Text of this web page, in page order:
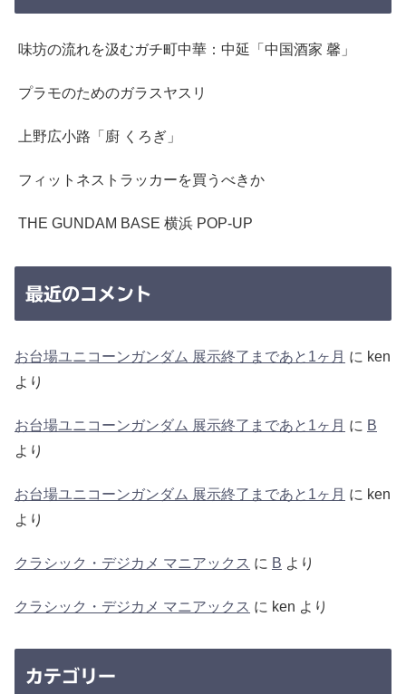
味坊の流れを汲むガチ町中華：中延「中国酒家 馨」
プラモのためのガラスヤスリ
上野広小路「廚 くろぎ」
フィットネストラッカーを買うべきか
THE GUNDAM BASE 横浜 POP-UP
最近のコメント
お台場ユニコーンガンダム 展示終了まであと1ヶ月 に ken
より
お台場ユニコーンガンダム 展示終了まであと1ヶ月 に B
より
お台場ユニコーンガンダム 展示終了まであと1ヶ月 に ken
より
クラシック・デジカメ マニアックス に B より
クラシック・デジカメ マニアックス に ken より
カテゴリー